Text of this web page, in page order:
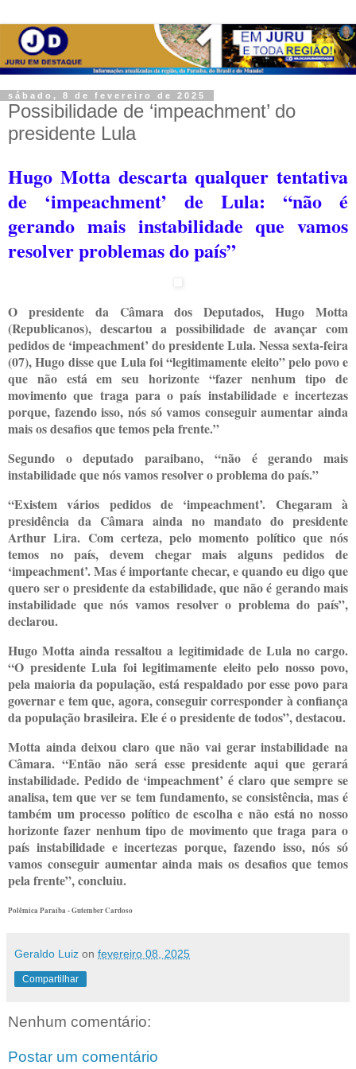
sábado, 8 de fevereiro de 2025
Possibilidade de ‘impeachment’ do
presidente Lula
Hugo Motta descarta qualquer tentativa
de ‘impeachment’ de Lula: “não é
gerando mais instabilidade que vamos
resolver problemas do país”
O presidente da Câmara dos Deputados, Hugo Motta
(Republicanos), descartou a possibilidade de avançar com
pedidos de ‘impeachment’ do presidente Lula. Nessa sexta-feira
(07), Hugo disse que Lula foi “legitimamente eleito” pelo povo e
que não está em seu horizonte “fazer nenhum tipo de
movimento que traga para o país instabilidade e incertezas
porque, fazendo isso, nós só vamos conseguir aumentar ainda
mais os desafios que temos pela frente.”
Segundo o deputado paraibano, “não é gerando mais
instabilidade que nós vamos resolver o problema do país.”
“Existem vários pedidos de ‘impeachment’. Chegaram à
presidência da Câmara ainda no mandato do presidente
Arthur Lira. Com certeza, pelo momento político que nós
temos no país, devem chegar mais alguns pedidos de
‘impeachment’. Mas é importante checar, e quando eu digo que
quero ser o presidente da estabilidade, que não é gerando mais
instabilidade que nós vamos resolver o problema do país”,
declarou.
Hugo Motta ainda ressaltou a legitimidade de Lula no cargo.
“O presidente Lula foi legitimamente eleito pelo nosso povo,
pela maioria da população, está respaldado por esse povo para
governar e tem que, agora, conseguir corresponder à confiança
da população brasileira. Ele é o presidente de todos”, destacou.
Motta ainda deixou claro que não vai gerar instabilidade na
Câmara. “Então não será esse presidente aqui que gerará
instabilidade. Pedido de ‘impeachment’ é claro que sempre se
analisa, tem que ver se tem fundamento, se consistência, mas é
também um processo político de escolha e não está no nosso
horizonte fazer nenhum tipo de movimento que traga para o
país instabilidade e incertezas porque, fazendo isso, nós só
vamos conseguir aumentar ainda mais os desafios que temos
pela frente”, concluiu.
Polêmica Paraíba - Gutember Cardoso
Geraldo Luiz on fevereiro 08, 2025
Compartilhar
Nenhum comentário:
Postar um comentário